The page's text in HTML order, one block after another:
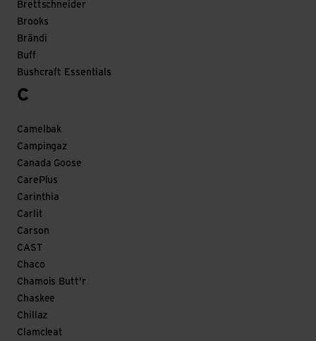
Brettschneider
Brooks
Brändi
Buff
Bushcraft Essentials
C
Camelbak
Campingaz
Canada Goose
CarePlus
Carinthia
Carlit
Carson
CAST
Chaco
Chamois Butt'r
Chaskee
Chillaz
Clamcleat